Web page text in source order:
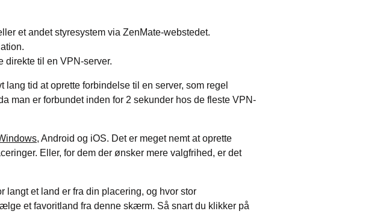
et andet styresystem via ZenMate-webstedet.
direkte til en VPN-server.
tid at oprette forbindelse til en server, som regel
man er forbundet inden for 2 sekunder hos de fleste VPN-
, Android og iOS. Det er meget nemt at oprette
Eller, for dem der ønsker mere valgfrihed, er det
langt et land er fra din placering, og hvor stor
et favoritland fra denne skærm. Så snart du klikker på